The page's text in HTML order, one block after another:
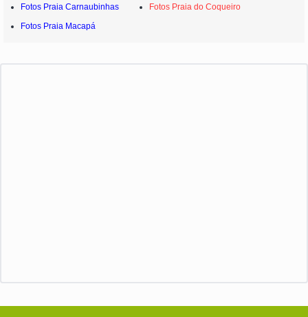
Fotos Praia Carnaubinhas
Fotos Praia do Coqueiro
Fotos Praia Macapá